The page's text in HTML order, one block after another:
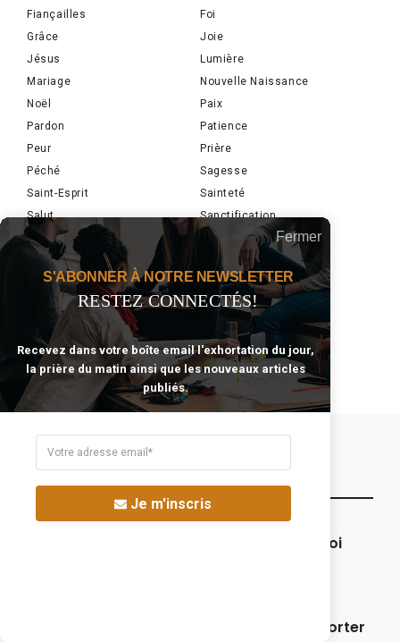
Fiançailles
Foi
Grâce
Joie
Jésus
Lumière
Mariage
Nouvelle Naissance
Noël
Paix
Pardon
Patience
Peur
Prière
Péché
Sagesse
Saint-Esprit
Sainteté
Salut
Sanctification
Sexe
Sexualité
Souffrance
Stress
Tentation
Travail
Victoire En Christ
Échec
Église
Épreuve
Nos Articles Les + Populaires
Seigneur, que ma famille et moi
5 versets bibliques pour supporter
Fermer
S'ABONNER À NOTRE NEWSLETTER
RESTEZ CONNECTÉS!
Recevez dans votre boîte email l'exhortation du jour,
la prière du matin ainsi que les nouveaux articles
publiés.
Je m'inscris